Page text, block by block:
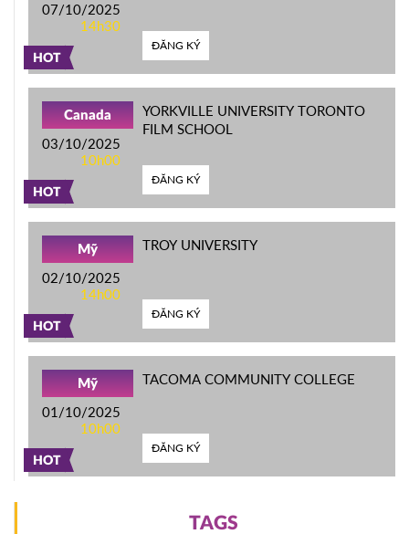
HOT
07/10/2025
14h30
ĐĂNG KÝ
HOT
Canada
03/10/2025
10h00
YORKVILLE UNIVERSITY TORONTO
FILM SCHOOL
ĐĂNG KÝ
HOT
Mỹ
02/10/2025
14h00
TROY UNIVERSITY
ĐĂNG KÝ
HOT
Mỹ
01/10/2025
10h00
TACOMA COMMUNITY COLLEGE
ĐĂNG KÝ
TAGS